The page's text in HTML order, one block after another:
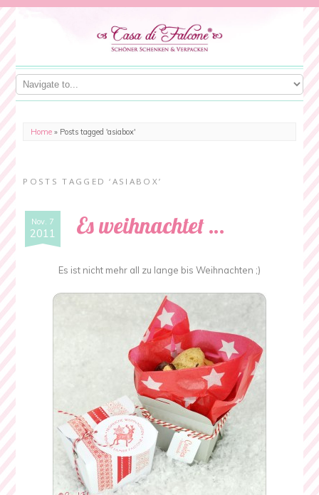
Home » Posts tagged 'asiabox'
POSTS TAGGED ‘ASIABOX’
Nov. 7
2011 Es weihnachtet …
Es ist nicht mehr all zu lange bis Weihnachten ;)